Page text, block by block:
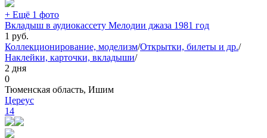
+ Ещё 1 фото
Вкладыш в аудиокассету Мелодии джаза 1981 год
1 руб.
Коллекционирование, моделизм/Открытки, билеты и др./
Наклейки, карточки, вкладыши/
2 дня
0
Тюменская область, Ишим
Цереус
14